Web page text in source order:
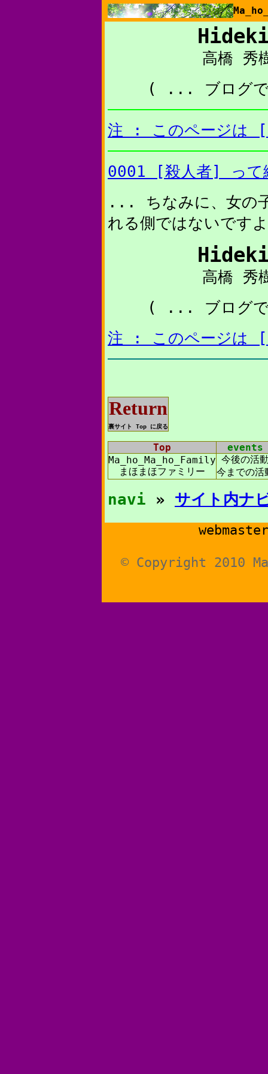
高橋 秀
( ... ブログ
注 : このページは [
0001 [殺人者] っ
... ちなみに、女の
れる側ではないです
高橋 秀
( ... ブログ
注 : このページは [
Return
裏サイト Top に戻る
Top
events
Ma_ho_Ma_ho_Family
まほまほファミリー
今後の活
今までの活
navi » サイト内ナ
© Copyright 2010